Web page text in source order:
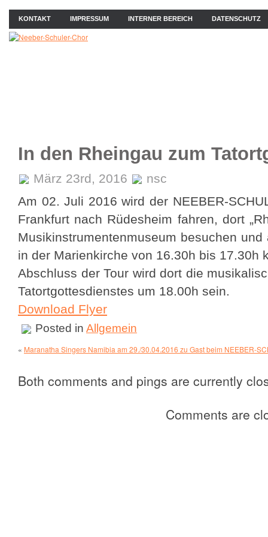
KONTAKT IMPRESSUM INTERNER BEREICH DATENSCHUTZ
In den Rheingau zum
März 23rd, 2016
nsc
Am 02. Juli 2016 wird der NEEBER-
Frankfurt nach Rüdesheim fahren, dort
Musikinstrumentenmuseum besuchen
in der Marienkirche von 16.30h bis 17.30h
Abschluss der Tour wird dort die
Tatortgottesdienstes um 18.00h sein.
Download Flyer
Posted in Allgemein
« Maranatha Singers Namibia am 29./30.04.2016 zu Gast beim NEEBER-
Both comments and pings are currently
Comments are